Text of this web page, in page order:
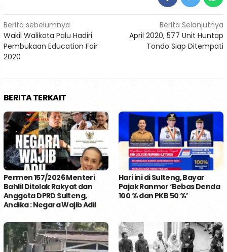
Navigasi
pos
Berita sebelumnya
Wakil Walikota Palu Hadiri
Pembukaan Education Fair
2020
Berita Selanjutnya
April 2020, 577 Unit Huntap
Tondo Siap Ditempati
BERITA TERKAIT
Permen 157/2026 Menteri
Bahlil Ditolak Rakyat dan
Anggota DPRD Sulteng,
Andika : Negara Wajib Adil
Hari ini di Sulteng, Bayar
Pajak Ranmor ‘Bebas Denda
100 % dan PKB 50 %’